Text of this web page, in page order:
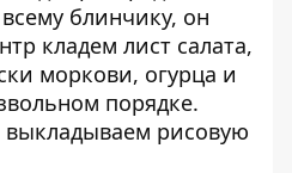
блинчику, он
кладем лист салата,
моркови, огурца и
порядке.
рисовую